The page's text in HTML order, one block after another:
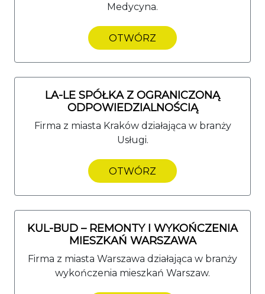
Medycyna.
OTWÓRZ
LA-LE SPÓŁKA Z OGRANICZONĄ
ODPOWIEDZIALNOŚCIĄ
Firma z miasta Kraków działająca w branży
Usługi.
OTWÓRZ
KUL-BUD – REMONTY I WYKOŃCZENIA
MIESZKAŃ WARSZAWA
Firma z miasta Warszawa działająca w branży
wykończenia mieszkań Warszaw.